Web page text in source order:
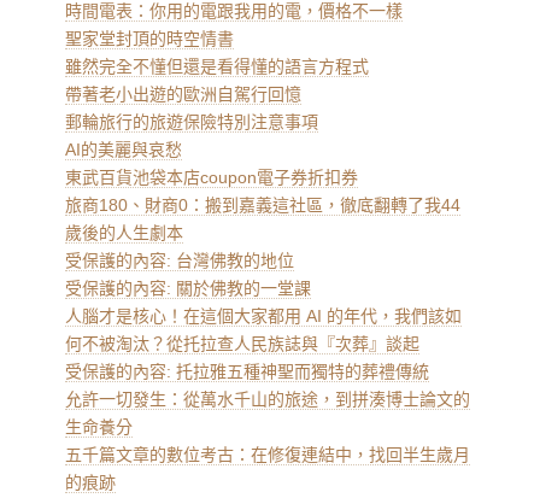
時間電表：你用的電跟我用的電，價格不一樣
聖家堂封頂的時空情書
雖然完全不懂但還是看得懂的語言方程式
帶著老小出遊的歐洲自駕行回憶
郵輪旅行的旅遊保險特別注意事項
AI的美麗與哀愁
東武百貨池袋本店coupon電子券折扣券
旅商180、財商0：搬到嘉義這社區，徹底翻轉了我44
歲後的人生劇本
受保護的內容: 台灣佛教的地位
受保護的內容: 關於佛教的一堂課
人腦才是核心！在這個大家都用 AI 的年代，我們該如
何不被淘汰？從托拉查人民族誌與『次葬』談起
受保護的內容: 托拉雅五種神聖而獨特的葬禮傳統
允許一切發生：從萬水千山的旅途，到拼湊博士論文的
生命養分
五千篇文章的數位考古：在修復連結中，找回半生歲月
的痕跡